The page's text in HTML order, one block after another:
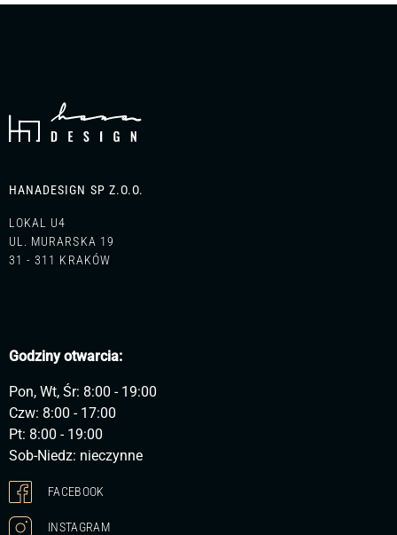
HANADESIGN SP Z.O.O.
LOKAL U4
UL. MURARSKA 19
31 - 311 KRAKÓW
Godziny otwarcia:
Pon, Wt, Śr: 8:00 - 19:00
Czw: 8:00 - 17:00
Pt: 8:00 - 19:00
Sob-Niedz: nieczynne
FACEBOOK
INSTAGRAM